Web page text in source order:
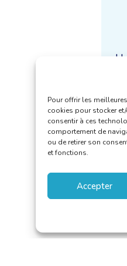
Pour offrir les
cookies pour stocker
consentir à ces
comportement de
ou de retirer son
et fonctions.
Accepter